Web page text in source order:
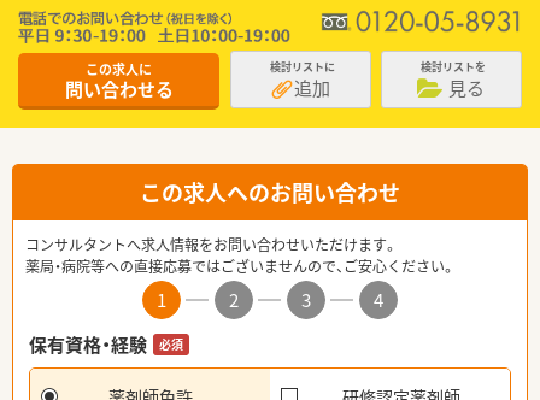
この求人に
問い合わせる
検討リストに
追加
検討リストを
見る
この求人へのお問い合わせ
コンサルタントへ求人情報をお問い合わせいただけます。
薬局・病院等への直接応募ではございませんので、ご安心ください。
1 2 3
4
保有資格・経験
必須